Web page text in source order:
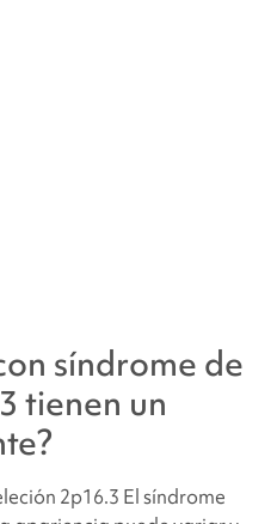
síndrome de
3 tienen un
2p16.3 El síndrome